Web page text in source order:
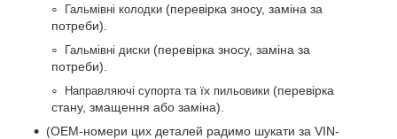
Гальмівні колодки (перевірка зносу, заміна за
потреби).
Гальмівні диски (перевірка зносу, заміна за
потреби).
Направляючі супорта та їх пильовики (перевірка
стану, змащення або заміна).
(OEM-номери цих деталей радимо шукати за VIN-